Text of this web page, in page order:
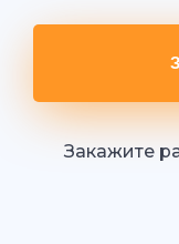
Закажите